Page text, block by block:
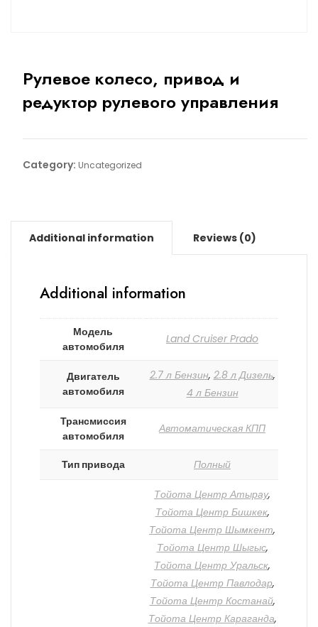
Рулевое колесо, привод и
редуктор рулевого управления
Category: Uncategorized
Additional information Reviews (0)
Additional information
Модель
автомобиля
Land Cruiser Prado
Двигатель
автомобиля
2.7 л Бензин, 2.8 л Дизель,
4 л Бензин
Трансмиссия
автомобиля
Автоматическая КПП
Тип привода Полный
Тойота Центр Атырау,
Тойота Центр Бишкек,
Тойота Центр Шымкент,
Тойота Центр Шыгыс,
Тойота Центр Уральск,
Тойота Центр Павлодар,
Тойота Центр Костанай,
Тойота Центр Караганда,